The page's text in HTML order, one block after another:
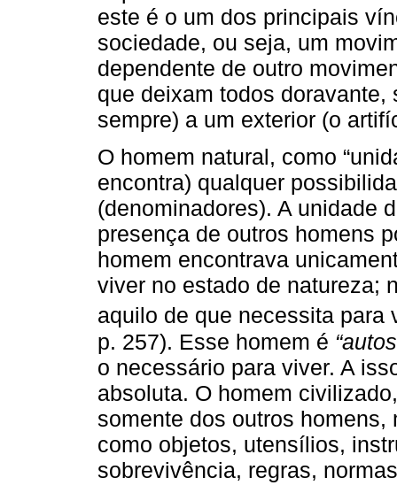
este é o um dos principais
sociedade, ou seja, um
dependente de outro
que deixam todos
sempre) a um exterior (o
O homem natural, como
encontra) qualquer
(denominadores). A unidade
presença de outros homens
homem encontrava
viver no estado de natureza;
aquilo de que necessita para
p. 257). Esse homem é
o necessário para viver. A
absoluta. O homem
somente dos outros
como objetos, utensílios,
sobrevivência, regras,